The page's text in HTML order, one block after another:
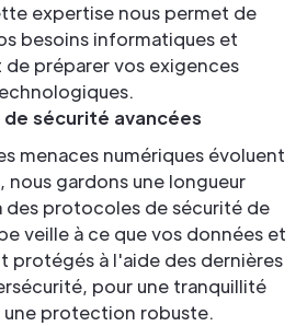
expertise nous permet de
besoins informatiques et
préparer vos exigences
de sécurité avancées
menaces numériques évoluent
nous gardons une longueur
des protocoles de sécurité de
veille à ce que vos données et
protégés à l'aide des dernières
pour une tranquillité
protection robuste.